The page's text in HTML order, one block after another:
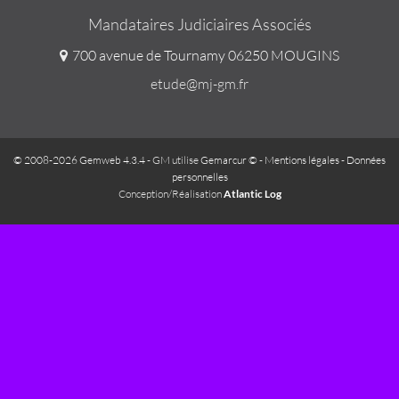
Mandataires Judiciaires Associés
700 avenue de Tournamy 06250 MOUGINS
etude@mj-gm.fr
© 2008-2026 Gemweb 4.3.4- GM utiliseGemarcur © - Mentions légales- Données
personnelles
Conception/RéalisationAtlantic Log